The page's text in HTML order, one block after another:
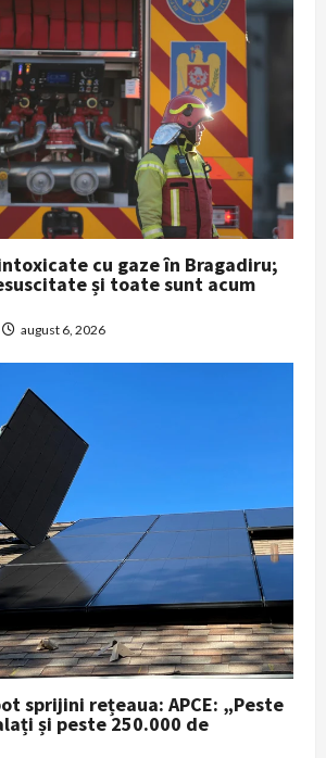
cu gaze în Bragadiru;
și toate sunt acum
august 6, 2026
sprijini rețeaua: APCE: „Peste
și peste 250.000 de